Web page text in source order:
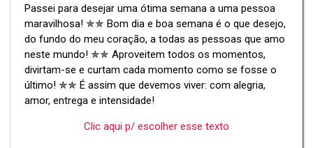
Passei para desejar uma ótima semana a uma pessoa
maravilhosa! ✯✯ Bom dia e boa semana é o que desejo,
do fundo do meu coração, a todas as pessoas que amo
neste mundo! ✯✯ Aproveitem todos os momentos,
divirtam-se e curtam cada momento como se fosse o
último! ✯✯ É assim que devemos viver: com alegria,
amor, entrega e intensidade!
Clic aqui p/ escolher esse texto